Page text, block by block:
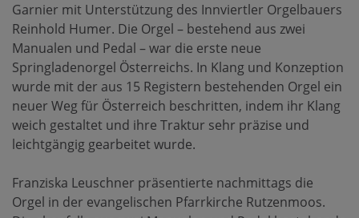
Garnier mit Unterstützung des Innviertler Orgelbauers
Reinhold Humer. Die Orgel – bestehend aus zwei
Manualen und Pedal – war die erste neue
Springladenorgel Österreichs. In Klang und Konzeption
wurde mit der aus 15 Registern bestehenden Orgel ein
neuer Weg für Österreich beschritten, indem ihr Klang
weich gestaltet und ihre Traktur sehr präzise und
leichtgängig gearbeitet wurde.
Franziska Leuschner präsentierte nachmittags die
Orgel in der evangelischen Pfarrkirche Rutzenmoos.